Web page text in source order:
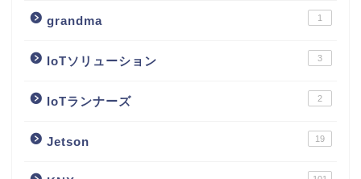
grandma 1
IoTソリューション 3
IoTランナーズ 2
Jetson 19